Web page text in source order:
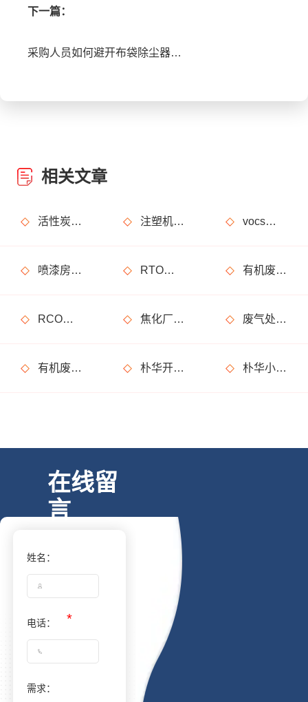
下一篇：
采购人员如何避开布袋除尘器采购的陷阱？这份避坑指南请收好
相关文章
活性炭吸附+催化燃烧运行的安全问题及相应措施 注塑机产生的有机废气特点，注塑机有机废气处理工艺 vocs催化燃烧设备适用于哪些行业的废气处理？
喷漆房废气处理设备选购准则 RTO装置使用注意事项及维护注意事项 有机废气处理工作：RCO活性炭催化燃烧设备是常用设备
RCO活性炭催化燃烧设备处理废气步骤 焦化厂废气处理方案_焦化厂废气处理设备 废气处理设备安全方面必须重视！化工厂案例
有机废气处理设备在运行过程中有什么需要特别注意的事情？ 朴华开门红，大半年的跟踪回访终于有了回报，245万大单合同签成 朴华小课堂：产品知识考试开课了，你准备好了吗？
在线留
言
姓名：
电话：
需求：